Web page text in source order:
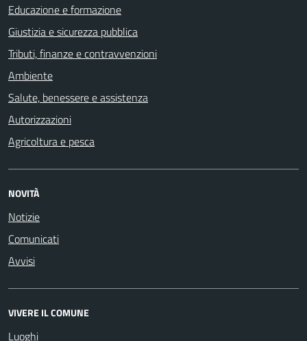
Educazione e formazione
Giustizia e sicurezza pubblica
Tributi, finanze e contravvenzioni
Ambiente
Salute, benessere e assistenza
Autorizzazioni
Agricoltura e pesca
NOVITÀ
Notizie
Comunicati
Avvisi
VIVERE IL COMUNE
Luoghi